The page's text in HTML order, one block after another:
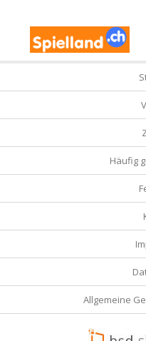
Häufig
Allgemeine